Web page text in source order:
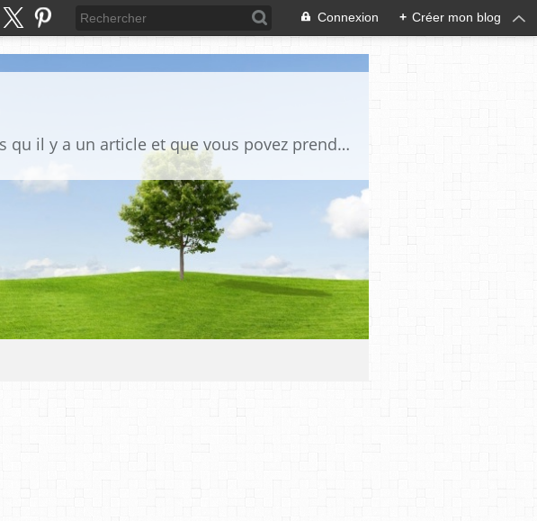
Connexion + Créer mon blog
des tutos de bricoles et autres des photos anciennes chaque fois qu il y a un article et que vous povez prendre